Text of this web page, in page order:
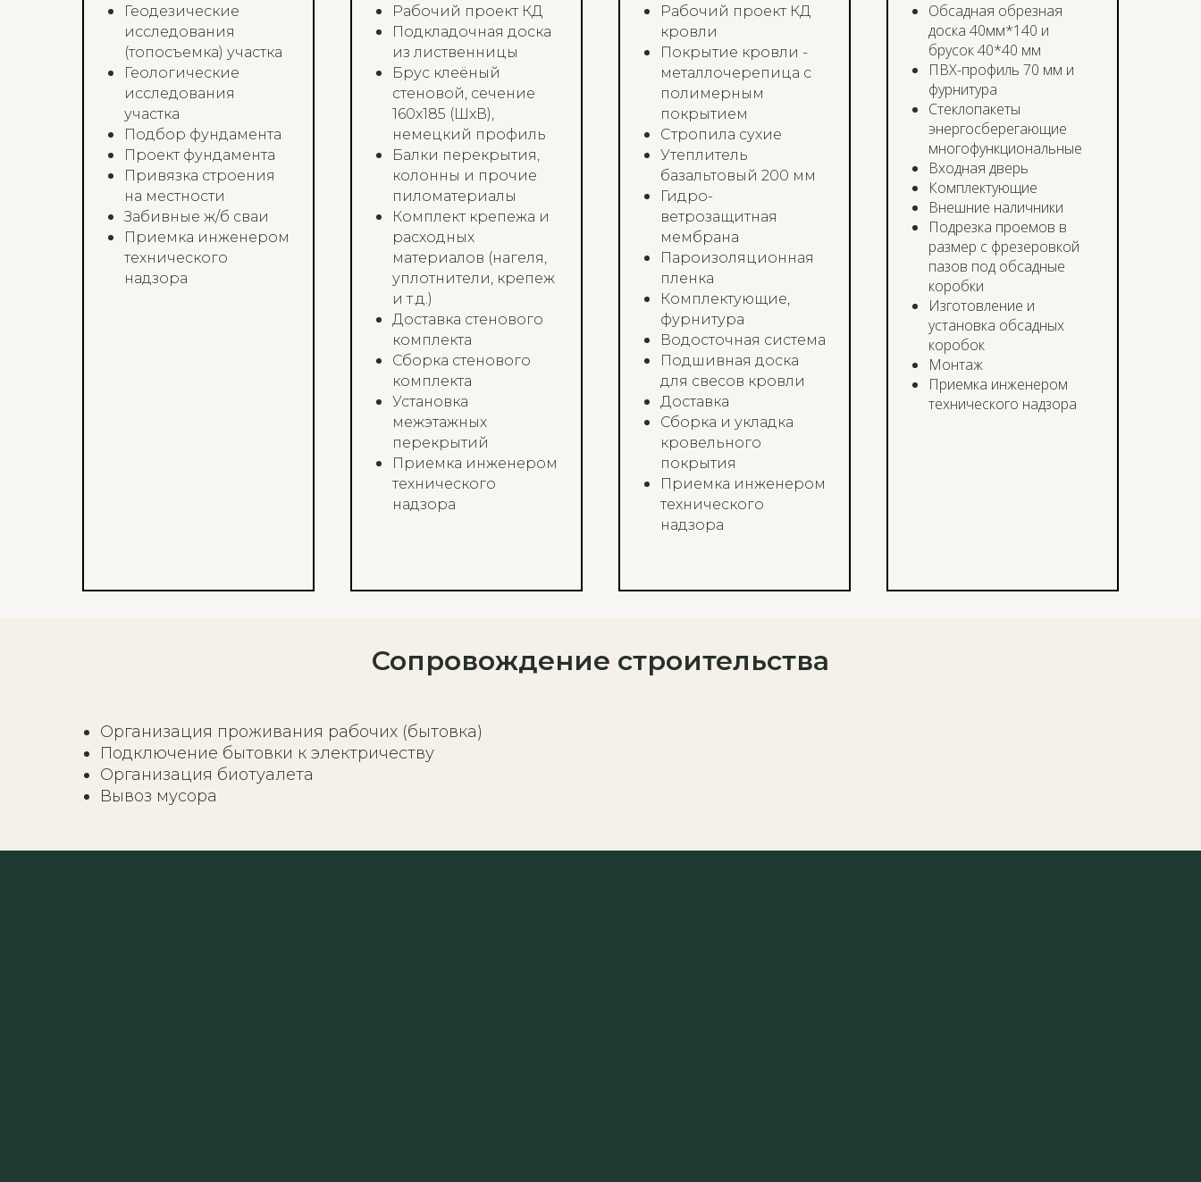
Геодезические
исследования
(топосъемка) участка
Геологические
исследования
участка
Подбор фундамента
Проект фундамента
Привязка строения
на местности
Забивные ж/б сваи
Приемка инженером
технического
надзора
Рабочий проект КД
Подкладочная доска
из лиственницы
Брус клеёный
стеновой, сечение
160х185 (ШхВ),
немецкий профиль
Балки перекрытия,
колонны и прочие
пиломатериалы
Комплект крепежа и
расходных
материалов (нагеля,
уплотнители, крепеж
и т.д.)
Доставка стенового
комплекта
Сборка стенового
комплекта
Установка
межэтажных
перекрытий
Приемка инженером
технического
надзора
Рабочий проект КД
кровли
Покрытие кровли -
металлочерепица с
полимерным
покрытием
Стропила сухие
Утеплитель
базальтовый 200 мм
Гидро-
ветрозащитная
мембрана
Пароизоляционная
пленка
Комплектующие,
фурнитура
Водосточная система
Подшивная доска
для свесов кровли
Доставка
Сборка и укладка
кровельного
покрытия
Приемка инженером
технического
надзора
Обсадная обрезная
доска 40мм*140 и
брусок 40*40 мм
ПВХ-профиль 70 мм и
фурнитура
Стеклопакеты
энергосберегающие
многофункциональные
Входная дверь
Комплектующие
Внешние наличники
Подрезка проемов в
размер с фрезеровкой
пазов под обсадные
коробки
Изготовление и
установка обсадных
коробок
Монтаж
Приемка инженером
технического надзора
Сопровождение строительства
Организация проживания рабочих (бытовка)
Подключение бытовки к электричеству
Организация биотуалета
Вывоз мусора